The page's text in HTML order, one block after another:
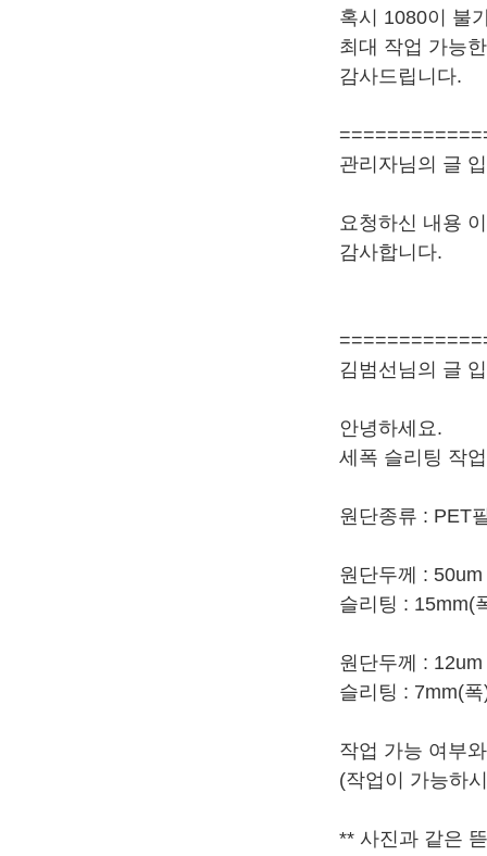
혹시 1080이 불
최대 작업 가능
감사드립니다.
관리자님의 글
요청하신 내용
감사합니다.
김범선님의 글
안녕하세요.
세폭 슬리팅 작
원단종류 : PET
원단두께 :
슬리팅 : 15mm(
원단두께 :
슬리팅 : 7mm(
작업 가능 여부
(작업이 가능하
** 사진과 같은